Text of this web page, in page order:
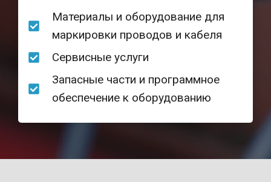
Материалы и оборудование для
маркировки проводов и кабеля
Сервисные услуги
Запасные части и программное
обеспечение к оборудованию